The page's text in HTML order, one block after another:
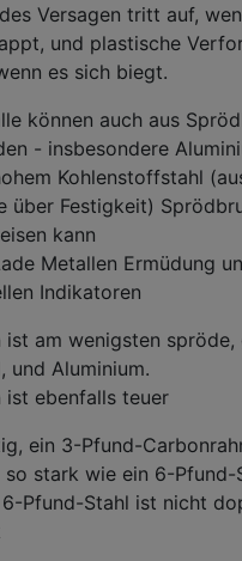
Versagen tritt auf,
und plastische
es sich biegt.
können auch aus
- insbesondere
Kohlenstoffstahl
über Festigkeit)
kann
Metallen Ermüdung
Indikatoren
ist am wenigsten
und Aluminium.
ist ebenfalls teuer
ein 3-Pfund-
so stark wie ein 6-Pfund-
Pfund-Stahl ist nicht